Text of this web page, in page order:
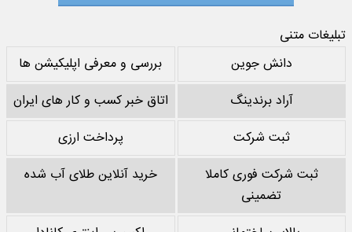
تبلیغات متنی
دانش جوین
بررسی و معرفی اپلیکیشن ها
آراد برندینگ
اتاق خبر کسب و کار های ایران
ثبت شرکت
پرداخت ارزی
ثبت شرکت فوری کاملا
تضمینی
خرید آنلاین طلای آب شده